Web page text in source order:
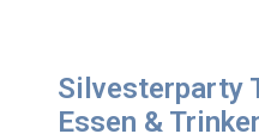
Silvesterparty
Essen &